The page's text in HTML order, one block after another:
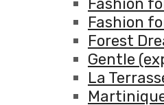
Fashion
Fashion
Forest
Gentle
La